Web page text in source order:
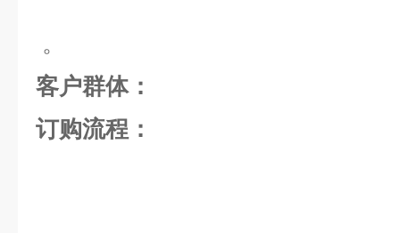
。
客户群体：
订购流程：